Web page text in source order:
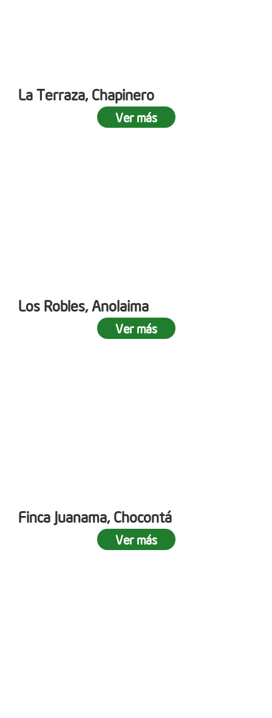
La Terraza, Chapinero
Ver más
Los Robles, Anolaima
Ver más
Finca Juanama, Chocontá
Ver más